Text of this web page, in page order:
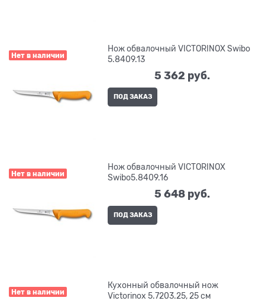
Нет в наличии
Нож обвалочный VICTORINOX Swibo
5.8409.13
5 362 руб.
ПОД ЗАКАЗ
Нет в наличии
Нож обвалочный VICTORINOX
Swibo5.8409.16
5 648 руб.
ПОД ЗАКАЗ
Нет в наличии
Кухонный обвалочный нож
Victorinox 5.7203.25, 25 см